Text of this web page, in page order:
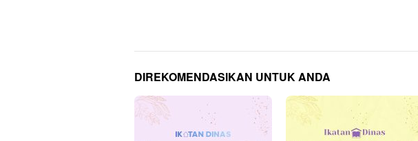
DIREKOMENDASIKAN UNTUK ANDA